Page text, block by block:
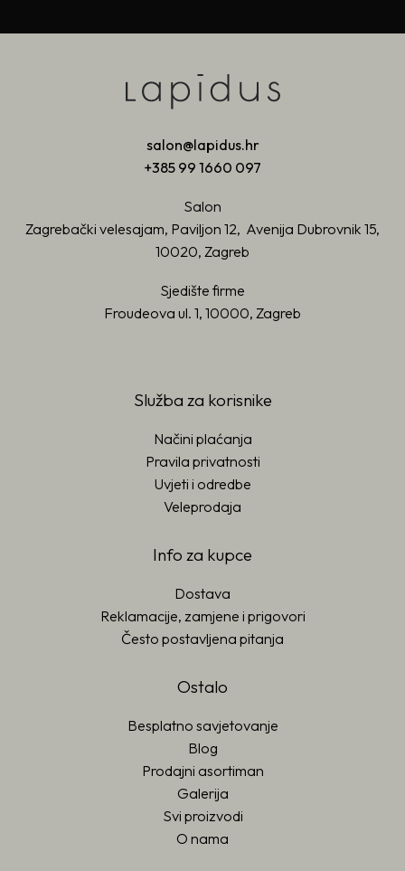
salon@lapidus.hr
+385 99 1660 097
Salon
Zagrebački velesajam, Paviljon 12, Avenija Dubrovnik 15,
10020, Zagreb
Sjedište firme
Froudeova ul. 1, 10000, Zagreb
Služba za korisnike
Načini plaćanja
Pravila privatnosti
Uvjeti i odredbe
Veleprodaja
Info za kupce
Dostava
Reklamacije, zamjene i prigovori
Često postavljena pitanja
Ostalo
Besplatno savjetovanje
Blog
Prodajni asortiman
Galerija
Svi proizvodi
O nama